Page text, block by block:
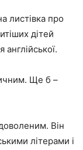
листівка про
дітей
англійської.
Ще б –
Він
літерами і